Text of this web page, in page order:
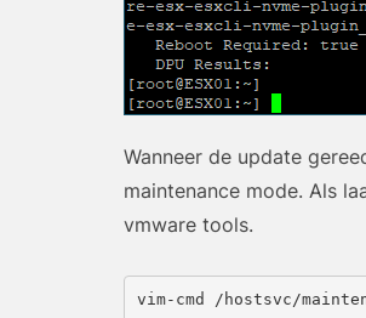
Wanneer de update
maintenance mode. Als
vmware tools.
vim-cmd /hostsvc/